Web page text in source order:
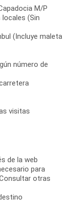
M/P
(Sin
(Incluye maleta
número de
visitas
de la web
para
otras